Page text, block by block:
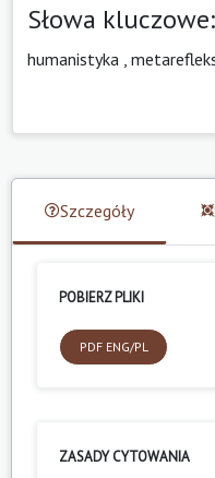
Słowa kluczowe:
humanistyka
Szczegóły
POBIERZ PLIKI
PDF ENG/PL
ZASADY CYTOWANIA